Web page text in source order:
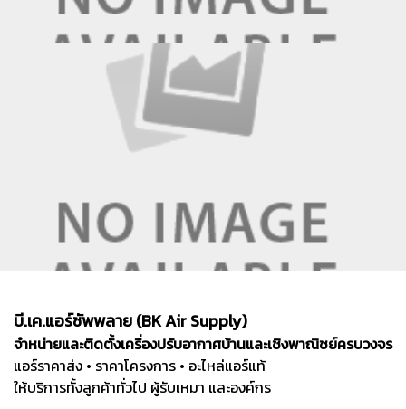
บี.เค.แอร์ซัพพลาย (BK Air Supply)
จำหน่ายและติดตั้งเครื่องปรับอากาศบ้านและเชิงพาณิชย์ครบวงจร
แอร์ราคาส่ง • ราคาโครงการ • อะไหล่แอร์แท้
ให้บริการทั้งลูกค้าทั่วไป ผู้รับเหมา และองค์กร